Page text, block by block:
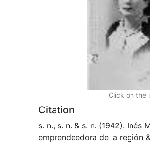
Click on the
Citation
s. n., s. n. & s. n. (1942). Inés
emprendeedora de la región